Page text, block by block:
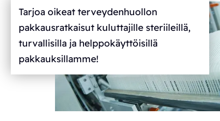
Tarjoa oikeat terveydenhuollon
pakkausratkaisut kuluttajille steriileillä,
turvallisilla ja helppokäyttöisillä
pakkauksillamme!